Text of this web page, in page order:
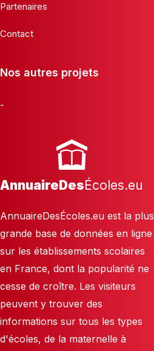
Partenaires
Contact
Nos autres projets
-
AnnuaireDesÉcoles.eu
AnnuaireDesÉcoles.eu est la plus
grande base de données en ligne
sur les établissements scolaires
en France, dont la popularité ne
cesse de croître. Les visiteurs
peuvent y trouver des
informations sur tous les types
d'écoles, de la maternelle à